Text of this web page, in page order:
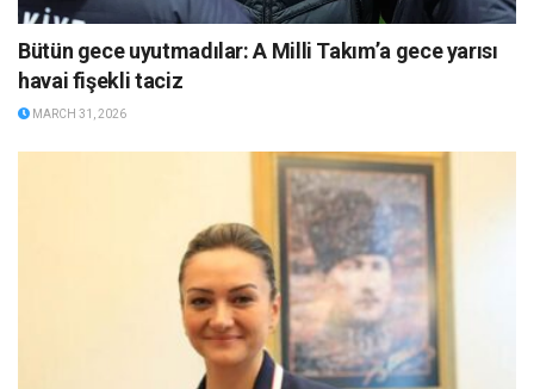
Bütün gece uyutmadılar: A Milli Takım’a gece yarısı
havai fişekli taciz
MARCH 31, 2026